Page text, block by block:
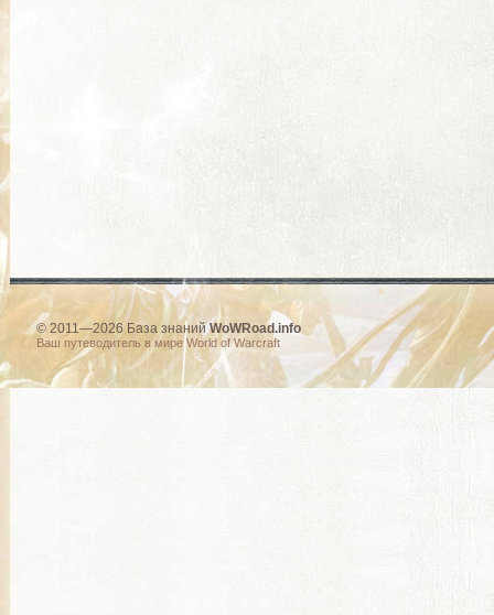
© 2011—2026 База знанийWoWRoad.info
Ваш путеводитель в мире World of Warcraft